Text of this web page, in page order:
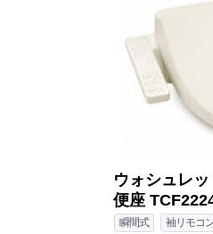
ウォシュレ
便座
瞬間式 袖リモコ